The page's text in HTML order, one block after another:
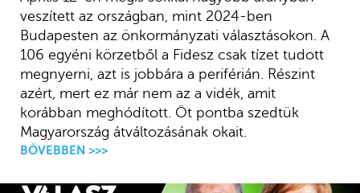
veszített az országban, mint 2024-ben
Budapesten az önkormányzati választásokon. A
106 egyéni körzetből a Fidesz csak tízet tudott
megnyerni, azt is jobbára a periférián. Részint
azért, mert ez már nem az a vidék, amit
korábban meghódított. Öt pontba szedtük
Magyarország átváltozásának okait.
BŐVEBBEN >>>